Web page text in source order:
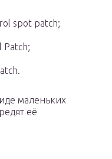
spot patch;
Patch;
маленьких
её